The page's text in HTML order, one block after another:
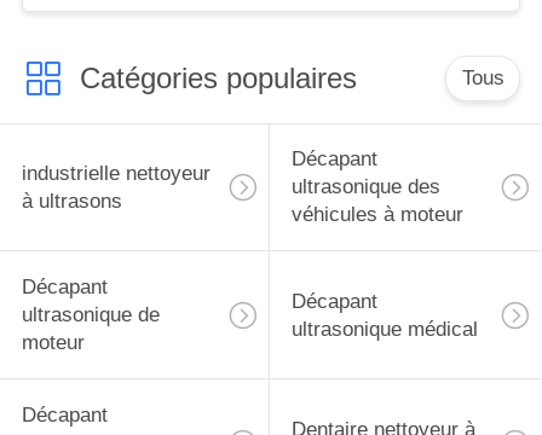
Catégories populaires Tous
industrielle nettoyeur
à ultrasons
Décapant
ultrasonique des
véhicules à moteur
Décapant
ultrasonique de
moteur
Décapant
ultrasonique médical
Décapant
Dentaire nettoyeur à